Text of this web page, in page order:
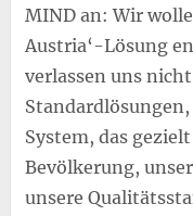
MIND an: Wir
Austria‘-Lösung
verlassen uns
System, das
Bevölkerung,
unsere